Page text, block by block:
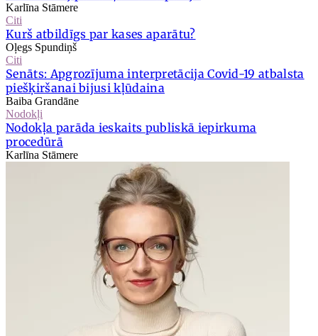
Karlīna Stāmere
Citi
Kurš atbildīgs par kases aparātu?
Oļegs Spundiņš
Citi
Senāts: Apgrozījuma interpretācija Covid-19 atbalsta
piešķiršanai bijusi kļūdaina
Baiba Grandāne
Nodokļi
Nodokļa parāda ieskaits publiskā iepirkuma
procedūrā
Karlīna Stāmere